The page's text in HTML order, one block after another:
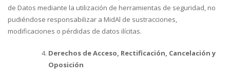
de Datos mediante la utilización de herramientas de seguridad, no
pudiéndose responsabilizar a MidAl de sustracciones,
modificaciones o pérdidas de datos ilícitas.
Derechos de Acceso, Rectificación, Cancelación y
Oposición